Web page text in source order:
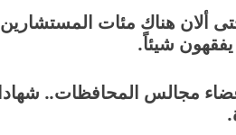
العام 2003 حتى ألان هناك
يفقهون شيئاً.
مجالس المحافظات..